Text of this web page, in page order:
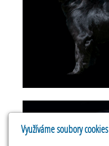
Využíváme soubory cookies